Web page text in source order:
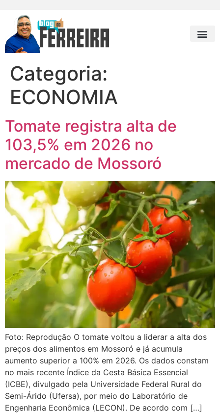
Categoria:
ECONOMIA
Tomate registra alta de
103,5% em 2026 no
mercado de Mossoró
Foto: Reprodução O tomate voltou a liderar a alta dos
preços dos alimentos em Mossoró e já acumula
aumento superior a 100% em 2026. Os dados constam
no mais recente Índice da Cesta Básica Essencial
(ICBE), divulgado pela Universidade Federal Rural do
Semi-Árido (Ufersa), por meio do Laboratório de
Engenharia Econômica (LECON). De acordo com […]